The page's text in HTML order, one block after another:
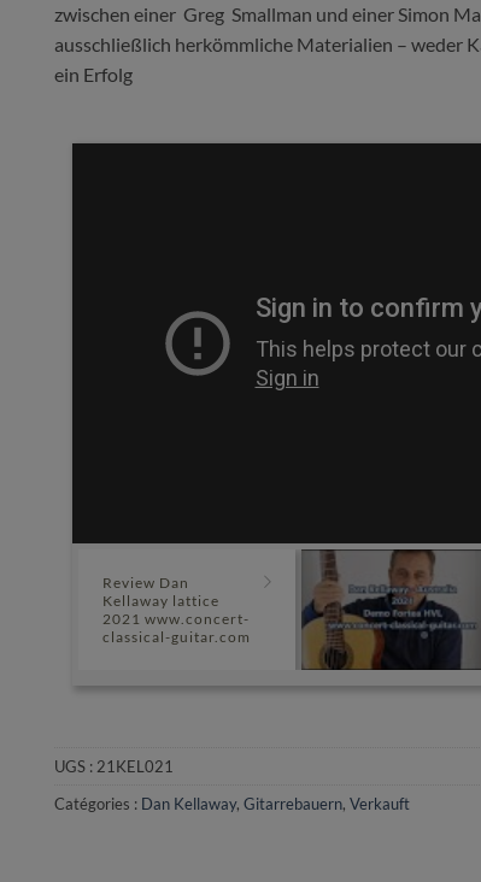
zwischen einer Greg Smallman und einer Simon
ausschließlich herkömmliche Materialien – weder
ein Erfolg
Review Dan
Kellaway lattice
2021 www.concert-
classical-guitar.com
UGS : 21KEL021
Catégories : Dan Kellaway, Gitarrebauern, Verkauft